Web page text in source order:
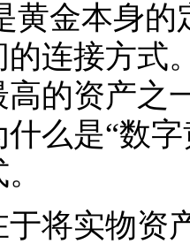
黄金本身
连接方式
的资产之
么是“数
将实物资